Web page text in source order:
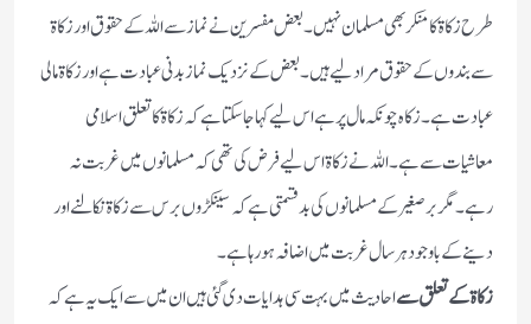
طرح زکاۃ کا منکر بھی مسلمان نہیں۔بعض مفسرین نے نماز سے اللہ کے حقوق اور زکاۃ
سے بندوں کے حقوق مراد لیے ہیں۔بعض کے نزدیک نماز بدنی عبادت ہے اور زکاۃ مالی
عبادت ہے۔زکاہ چونکہ مال پر ہے اس لیے کہا جاسکتا ہے کہ زکاۃ کا تعلق اسلامی
معاشیات سے ہے۔اللہ نے زکاۃ اس لیے فرض کی تھی کہ مسلمانوں میں غربت نہ
رہے۔مگر برصغیر کے مسلمانوں کی بدقسمتی ہے کہ سینکڑوں برس سے زکاۃ نکالنے اور
دینے کے باوجود ہر سال غربت میں اضافہ ہو رہا ہے۔
زکاۃ کے تعلق سےاحادیث میں بہت سی ہدایات دی گئی ہیں ان میں سے ایک یہ ہے کہ